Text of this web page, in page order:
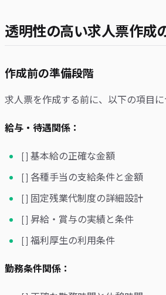
透明性の高い求人票作成
作成前の準備段階
求人票を作成する前に、以下の項目
給与・待遇関係：
[ ] 基本給の正確な金額
[ ] 各種手当の支給条件と金額
[ ] 固定残業代制度の詳細設計
[ ] 昇給・賞与の実績と条件
[ ] 福利厚生の利用条件
勤務条件関係：